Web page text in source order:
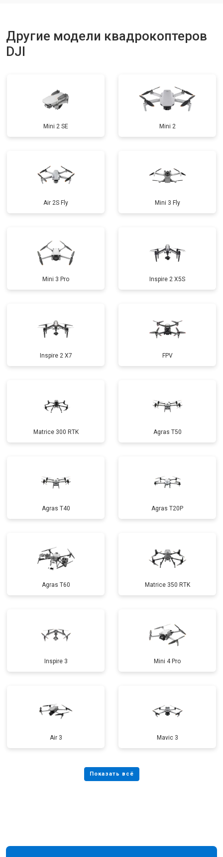
Другие модели квадрокоптеров
DJI
Mini 2 SE Mini 2
Air 2S Fly Mini 3 Fly
Mini 3 Pro Inspire 2 X5S
Inspire 2 X7 FPV
Matrice 300 RTK Agras T50
Agras T40 Agras T20P
Agras T60 Matrice 350 RTK
Inspire 3 Mini 4 Pro
Air 3 Mavic 3